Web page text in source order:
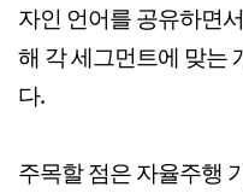
자인 언어를 공유하면
해 각 세그먼트에 맞는
다.
주목할 점은 자율주행